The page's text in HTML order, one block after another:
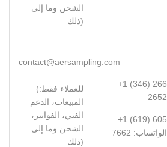
الشحن وما إلى
ذلك)
contact@aersampling.com
(للعملاء فقط:
المبيعات، الدعم
الفني، الفواتير،
الشحن وما إلى
ذلك)
+1 (346) 266
2652
+1 (619) 605
7662
:الواتساب